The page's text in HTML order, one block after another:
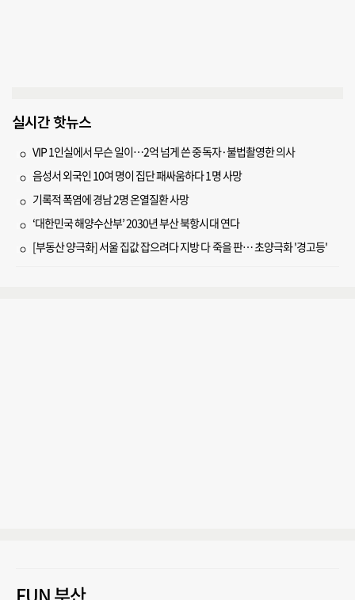
실시간 핫뉴스
VIP 1인실에서 무슨 일이…2억 넘게 쓴 중독자·불법촬영한 의사
음성서 외국인 10여 명이 집단 패싸움하다 1명 사망
기록적 폭염에 경남 2명 온열질환 사망
‘대한민국 해양수산부’ 2030년 부산 북항시대 연다
[부동산 양극화] 서울 집값 잡으려다 지방 다 죽을 판… 초양극화 '경고등'
FUN 부산